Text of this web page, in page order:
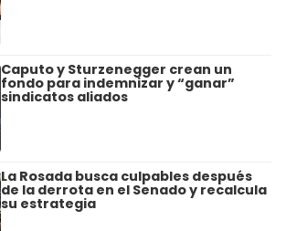
Caputo y Sturzenegger crean un
fondo para indemnizar y “ganar”
sindicatos aliados
La Rosada busca culpables después
de la derrota en el Senado y recalcula
su estrategia